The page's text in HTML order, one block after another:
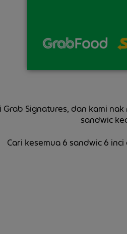
Grab Signatures, dan kami
sandwic
Cari kesemua 6 sandwic 6